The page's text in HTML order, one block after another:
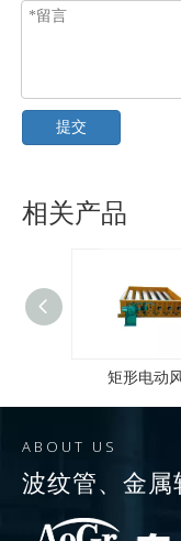
提交
相关产品
矩形电动
ABOUT US
波纹管、 金属